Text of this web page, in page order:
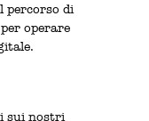
percorso di
operare
sui nostri